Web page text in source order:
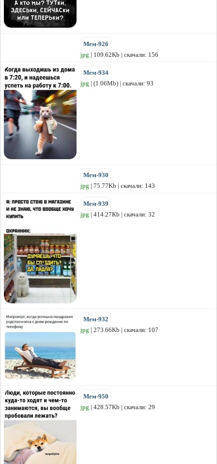
Мем-926
jpg | 109.62Kb | скачали: 156
Мем-934
jpg | (1.06Mb) | скачали: 93
Мем-930
jpg | 75.77Kb | скачали: 143
Мем-939
jpg | 414.27Kb | скачали: 32
Мем-932
jpg | 273.66Kb | скачали: 107
Мем-950
jpg | 428.57Kb | скачали: 29